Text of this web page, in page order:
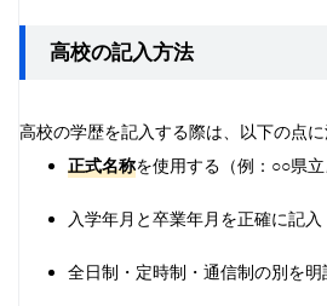
高校の記入方法
高校の学歴を記入する際は、以下の点に
正式名称を使用する（例：○○県
入学年月と卒業年月を正確に記入
全日制・定時制・通信制の別を明